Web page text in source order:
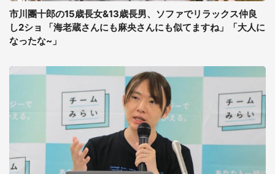
市川團十郎の15歳長女&13歳長男、ソファでリラックス仲良
し2ショ 「海老蔵さんにも麻央さんにも似てますね」「大人に
なったな~」